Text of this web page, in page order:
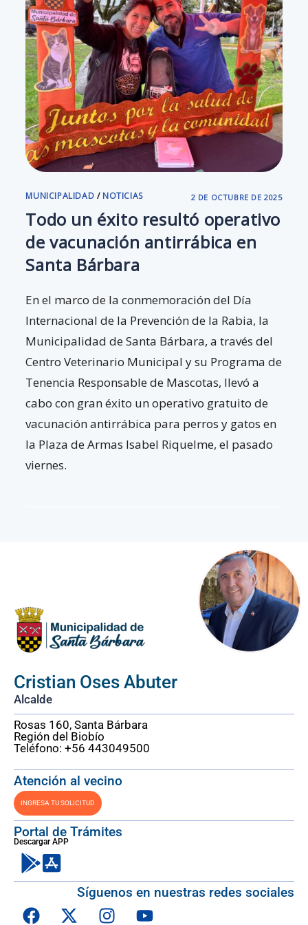
MUNICIPALIDAD / NOTICIAS
Todo un éxito resultó operativo
de vacunación antirrábica en
Santa Bárbara
En el marco de la conmemoración del Día
Internacional de la Prevención de la Rabia, la
Municipalidad de Santa Bárbara, a través del
Centro Veterinario Municipal y su Programa de
Tenencia Responsable de Mascotas, llevó a
cabo con gran éxito un operativo gratuito de
vacunación antirrábica para perros y gatos en
la Plaza de Armas Isabel Riquelme, el pasado
viernes.
2 DE OCTUBRE DE 2025
Cristian Oses Abuter
Alcalde
Rosas 160, Santa Bárbara
Región del Biobío
Teléfono: +56 443049500
Atención al vecino
INGRESA TU SOLICITUD
Portal de Trámites
Descargar APP
Síguenos en nuestras redes sociales